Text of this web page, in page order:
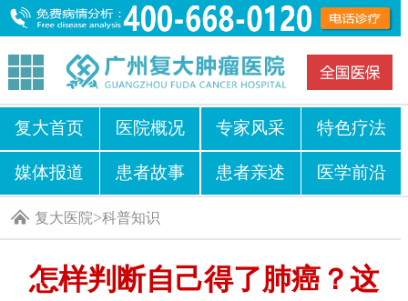
复大首页 医院概况 专家风采 特色疗法
媒体报道 患者故事 患者亲述 医学前沿
复大医院>科普知识
怎样判断自己得了肺癌？这